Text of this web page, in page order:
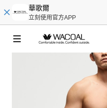
華歌爾
立刻使用官方APP